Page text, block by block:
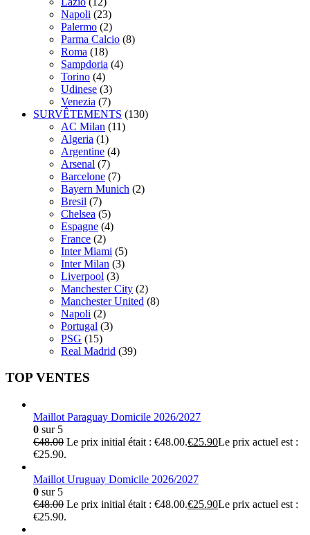
Napoli (23)
Palermo (2)
Parma Calcio (8)
Roma (18)
Sampdoria (4)
Torino (4)
Udinese (3)
Venezia (7)
SURVÊTEMENTS (130)
AC Milan (11)
Algeria (1)
Argentine (4)
Arsenal (7)
Barcelone (7)
Bayern Munich (2)
Bresil (7)
Chelsea (5)
Espagne (4)
France (2)
Inter Miami (5)
Inter Milan (3)
Liverpool (3)
Manchester City (2)
Manchester United (8)
Napoli (2)
Portugal (3)
PSG (15)
Real Madrid (39)
TOP VENTES
Maillot Paraguay Domicile 2026/2027
0 sur 5
€48.00 Le prix initial était : €48.00.€25.90Le prix actuel est :
€25.90.
Maillot Uruguay Domicile 2026/2027
0 sur 5
€48.00 Le prix initial était : €48.00.€25.90Le prix actuel est :
€25.90.